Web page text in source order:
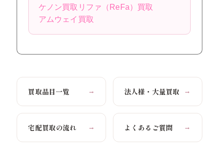
ケノン買取 リファ（ReFa）買取
アムウェイ買取
買取品目一覧 → 法人様・大量買取 →
宅配買取の流れ → よくあるご質問 →